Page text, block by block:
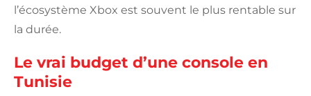
l’écosystème Xbox est souvent le plus rentable sur
la durée.
Le vrai budget d’une console en
Tunisie